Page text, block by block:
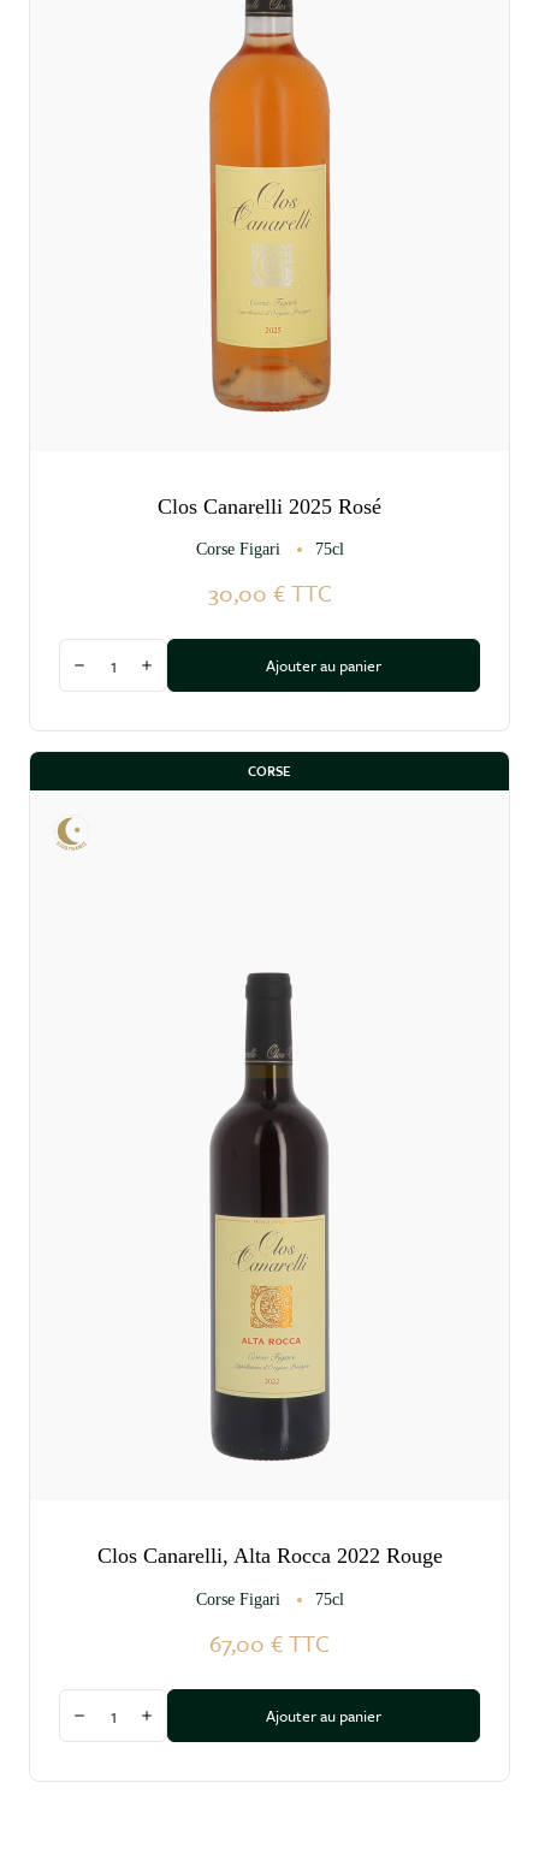
Clos Canarelli 2025 Rosé
Corse Figari 75cl
30,00 € TTC
Diminuer la quantité
Augmenter la quantitéAjouter au panier
CORSE
Clos Canarelli, Alta Rocca 2022 Rouge
Corse Figari 75cl
67,00 €TTC
Diminuer la quantité
Augmenter la quantitéAjouter au panier